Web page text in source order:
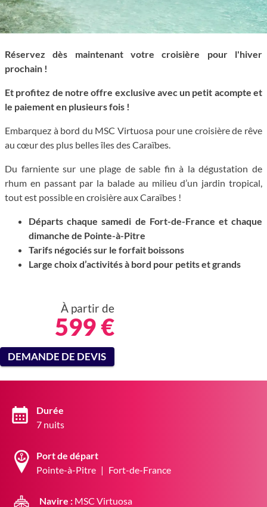
Réservez dès maintenant votre croisière pour l'hiver
prochain !
Et profitez de notre offre exclusive avec un petit acompte et
le paiement en plusieurs fois !
Embarquez à bord du MSC Virtuosa pour une croisière de rêve
au cœur des plus belles îles des Caraïbes.
Du farniente sur une plage de sable fin à la dégustation de
rhum en passant par la balade au milieu d’un jardin tropical,
tout est possible en croisière aux Caraïbes !
Départs chaque samedi de Fort-de-France et chaque
dimanche de Pointe-à-Pitre
Tarifs négociés sur le forfait boissons
Large choix d’activités à bord pour petits et grands
À partir de
599€
DEMANDE DE DEVIS
Durée
7 nuits
Port de départ
Pointe-à-Pitre | Fort-de-France
Navire : MSC Virtuosa